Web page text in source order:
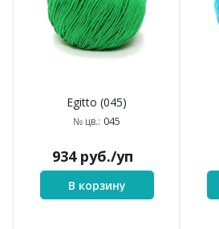
Egitto (045)
№ цв.: 045
934руб./уп
В корзину